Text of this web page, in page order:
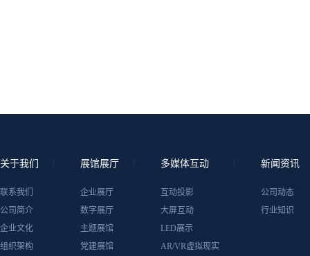
关于我们
联系我们
公司简介
企业文化
组织架构
展馆展厅
企业展厅
数字展厅
主题展馆
党建展馆
多媒体互动
互动投影
大屏互动
LED展示
AR/VR虚拟现实
新闻资讯
公司动态
行业知识